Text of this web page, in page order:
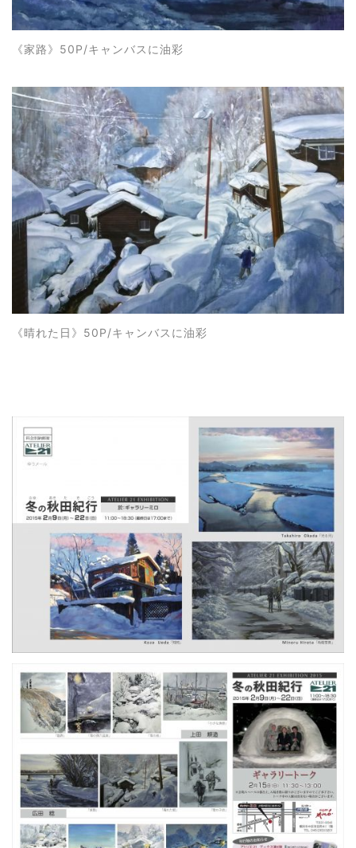
《家路》50P/キャンバスに油彩
《晴れた日》50P/キャンバスに油彩